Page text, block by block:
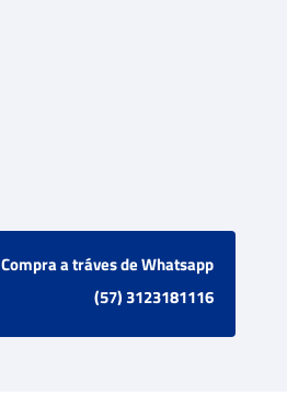
Compra a tráves de Whatsapp
(57) 3123181116